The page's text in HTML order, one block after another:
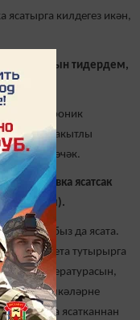
килдегез икән,
салкын тидердем,
хроник
өчен вакытлы
туры киләчәк.
прививка ясатсак
Зур Чынлы).
да ясата.
анкета тутырырга
тән температурасын,
һәм үпкәләрне
вакцина ясатканнан